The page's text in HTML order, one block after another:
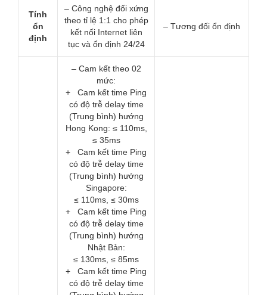
Tính
ổn
định
– Công nghệ đối xứng
theo tỉ lệ 1:1 cho phép
kết nối Internet liên
tục và ổn định 24/24
– Tương đối ổn định
– Cam kết theo 02
mức:
+ Cam kết time Ping
có độ trễ delay time
(Trung bình) hướng
Hong Kong: ≤ 110ms,
≤ 35ms
+ Cam kết time Ping
có độ trễ delay time
(Trung bình) hướng
Singapore:
≤ 110ms, ≤ 30ms
+ Cam kết time Ping
có độ trễ delay time
(Trung bình) hướng
Nhật Bản:
≤ 130ms, ≤ 85ms
+ Cam kết time Ping
có độ trễ delay time